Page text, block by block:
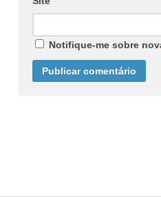
Notifique-me sobre